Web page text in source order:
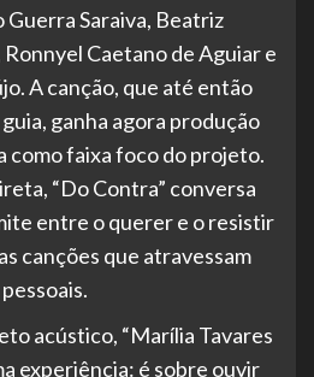
Saraiva, Beatriz
Caetano de Aguiar e
A canção, que até então
ganha agora produção
como faixa foco do projeto.
“Do Contra” conversa
entre o querer e o resistir
canções que atravessam
acústico, “Marília Tavares
experiência: é sobre ouvir